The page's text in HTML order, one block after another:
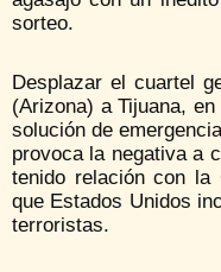
sorteo.
Desplazar el cuartel
(Arizona) a Tijuana,
solución de
provoca la negativa a
tenido relación con la
que Estados Unidos
terroristas.